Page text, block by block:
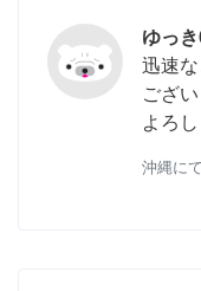
ゆっ
迅速
ござ
よろ
沖縄に